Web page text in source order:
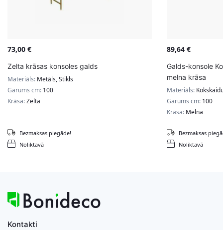
73,00 €
Zelta krāsas konsoles galds
Materiāls: Metāls, Stikls
Garums cm: 100
Krāsa:Zelta
Noliktavā
Bezmaksas piegāde!
89,64 €
Galds-konsole
melna krāsa
Materiāls:
Garums cm: 100
Krāsa: Melna
Noliktavā
Bezmaksas
Kontakti